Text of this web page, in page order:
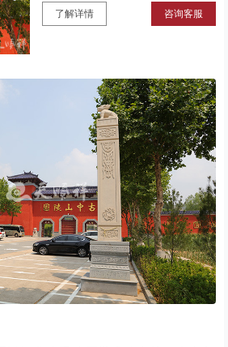
了解详情 咨询客服